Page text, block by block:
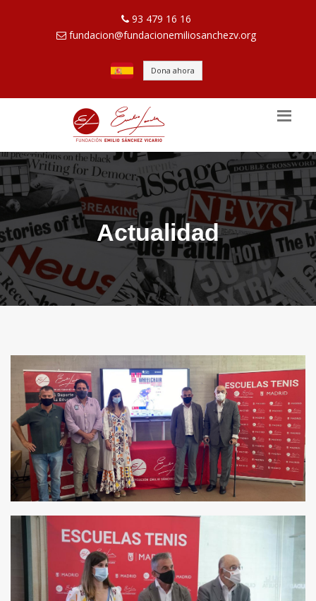
93 479 16 16
fundacion@fundacionemiliosanchezv.org
Dona ahora
Actualidad